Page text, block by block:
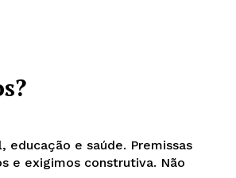
e saúde. Premissas
e exigimos construtiva. Não